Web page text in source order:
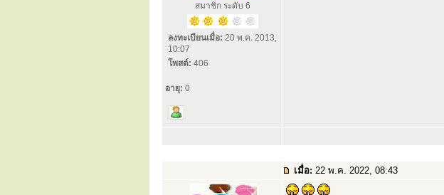
สมาชิก ระดับ 6
ลงทะเบียนเมื่อ: 20 พ.ค. 2013,
10:07
โพสต์: 406
อายุ: 0
เมื่อ: 22 พ.ค. 2022, 08:43